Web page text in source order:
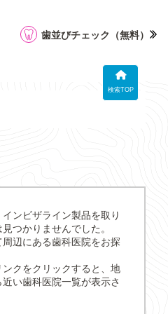
検索TOP
歯並びチェック （無料）
ンビザライン製品を取り
つかりませんでした。
辺にある歯科医院をお探
ンクをクリックすると、地
い歯科医院一覧が表示さ